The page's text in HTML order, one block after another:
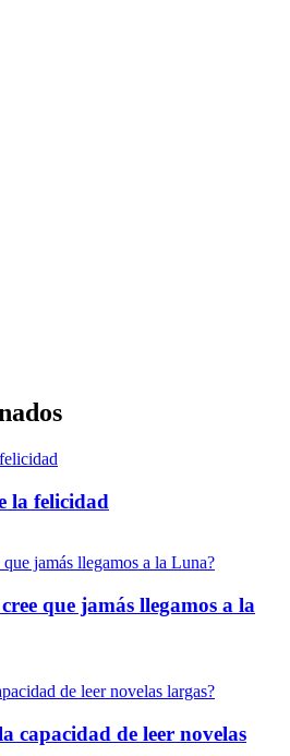
la felicidad
que jamás llegamos a la
capacidad de leer novelas